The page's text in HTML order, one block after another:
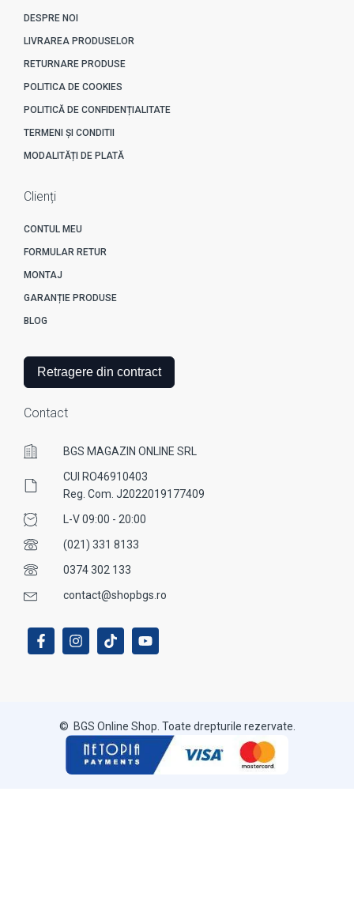
DESPRE NOI
LIVRAREA PRODUSELOR
RETURNARE PRODUSE
POLITICA DE COOKIES
POLITICĂ DE CONFIDENȚIALITATE
TERMENI ȘI CONDITII
MODALITĂȚI DE PLATĂ
Clienți
CONTUL MEU
FORMULAR RETUR
MONTAJ
GARANȚIE PRODUSE
BLOG
Retragere din contract
Contact
BGS MAGAZIN ONLINE SRL
CUI RO46910403
Reg. Com. J2022019177409
L-V 09:00 - 20:00
(021) 331 8133
0374 302 133
contact@shopbgs.ro
© BGS Online Shop. Toate drepturile rezervate.